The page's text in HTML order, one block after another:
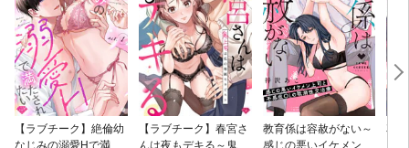
【ラブチーク】絶倫幼
【ラブチーク】春宮さ
教育係は容赦がない～
花